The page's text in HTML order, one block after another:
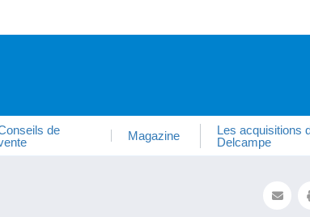
de
Magazine
Les acquisitions
Delcampe